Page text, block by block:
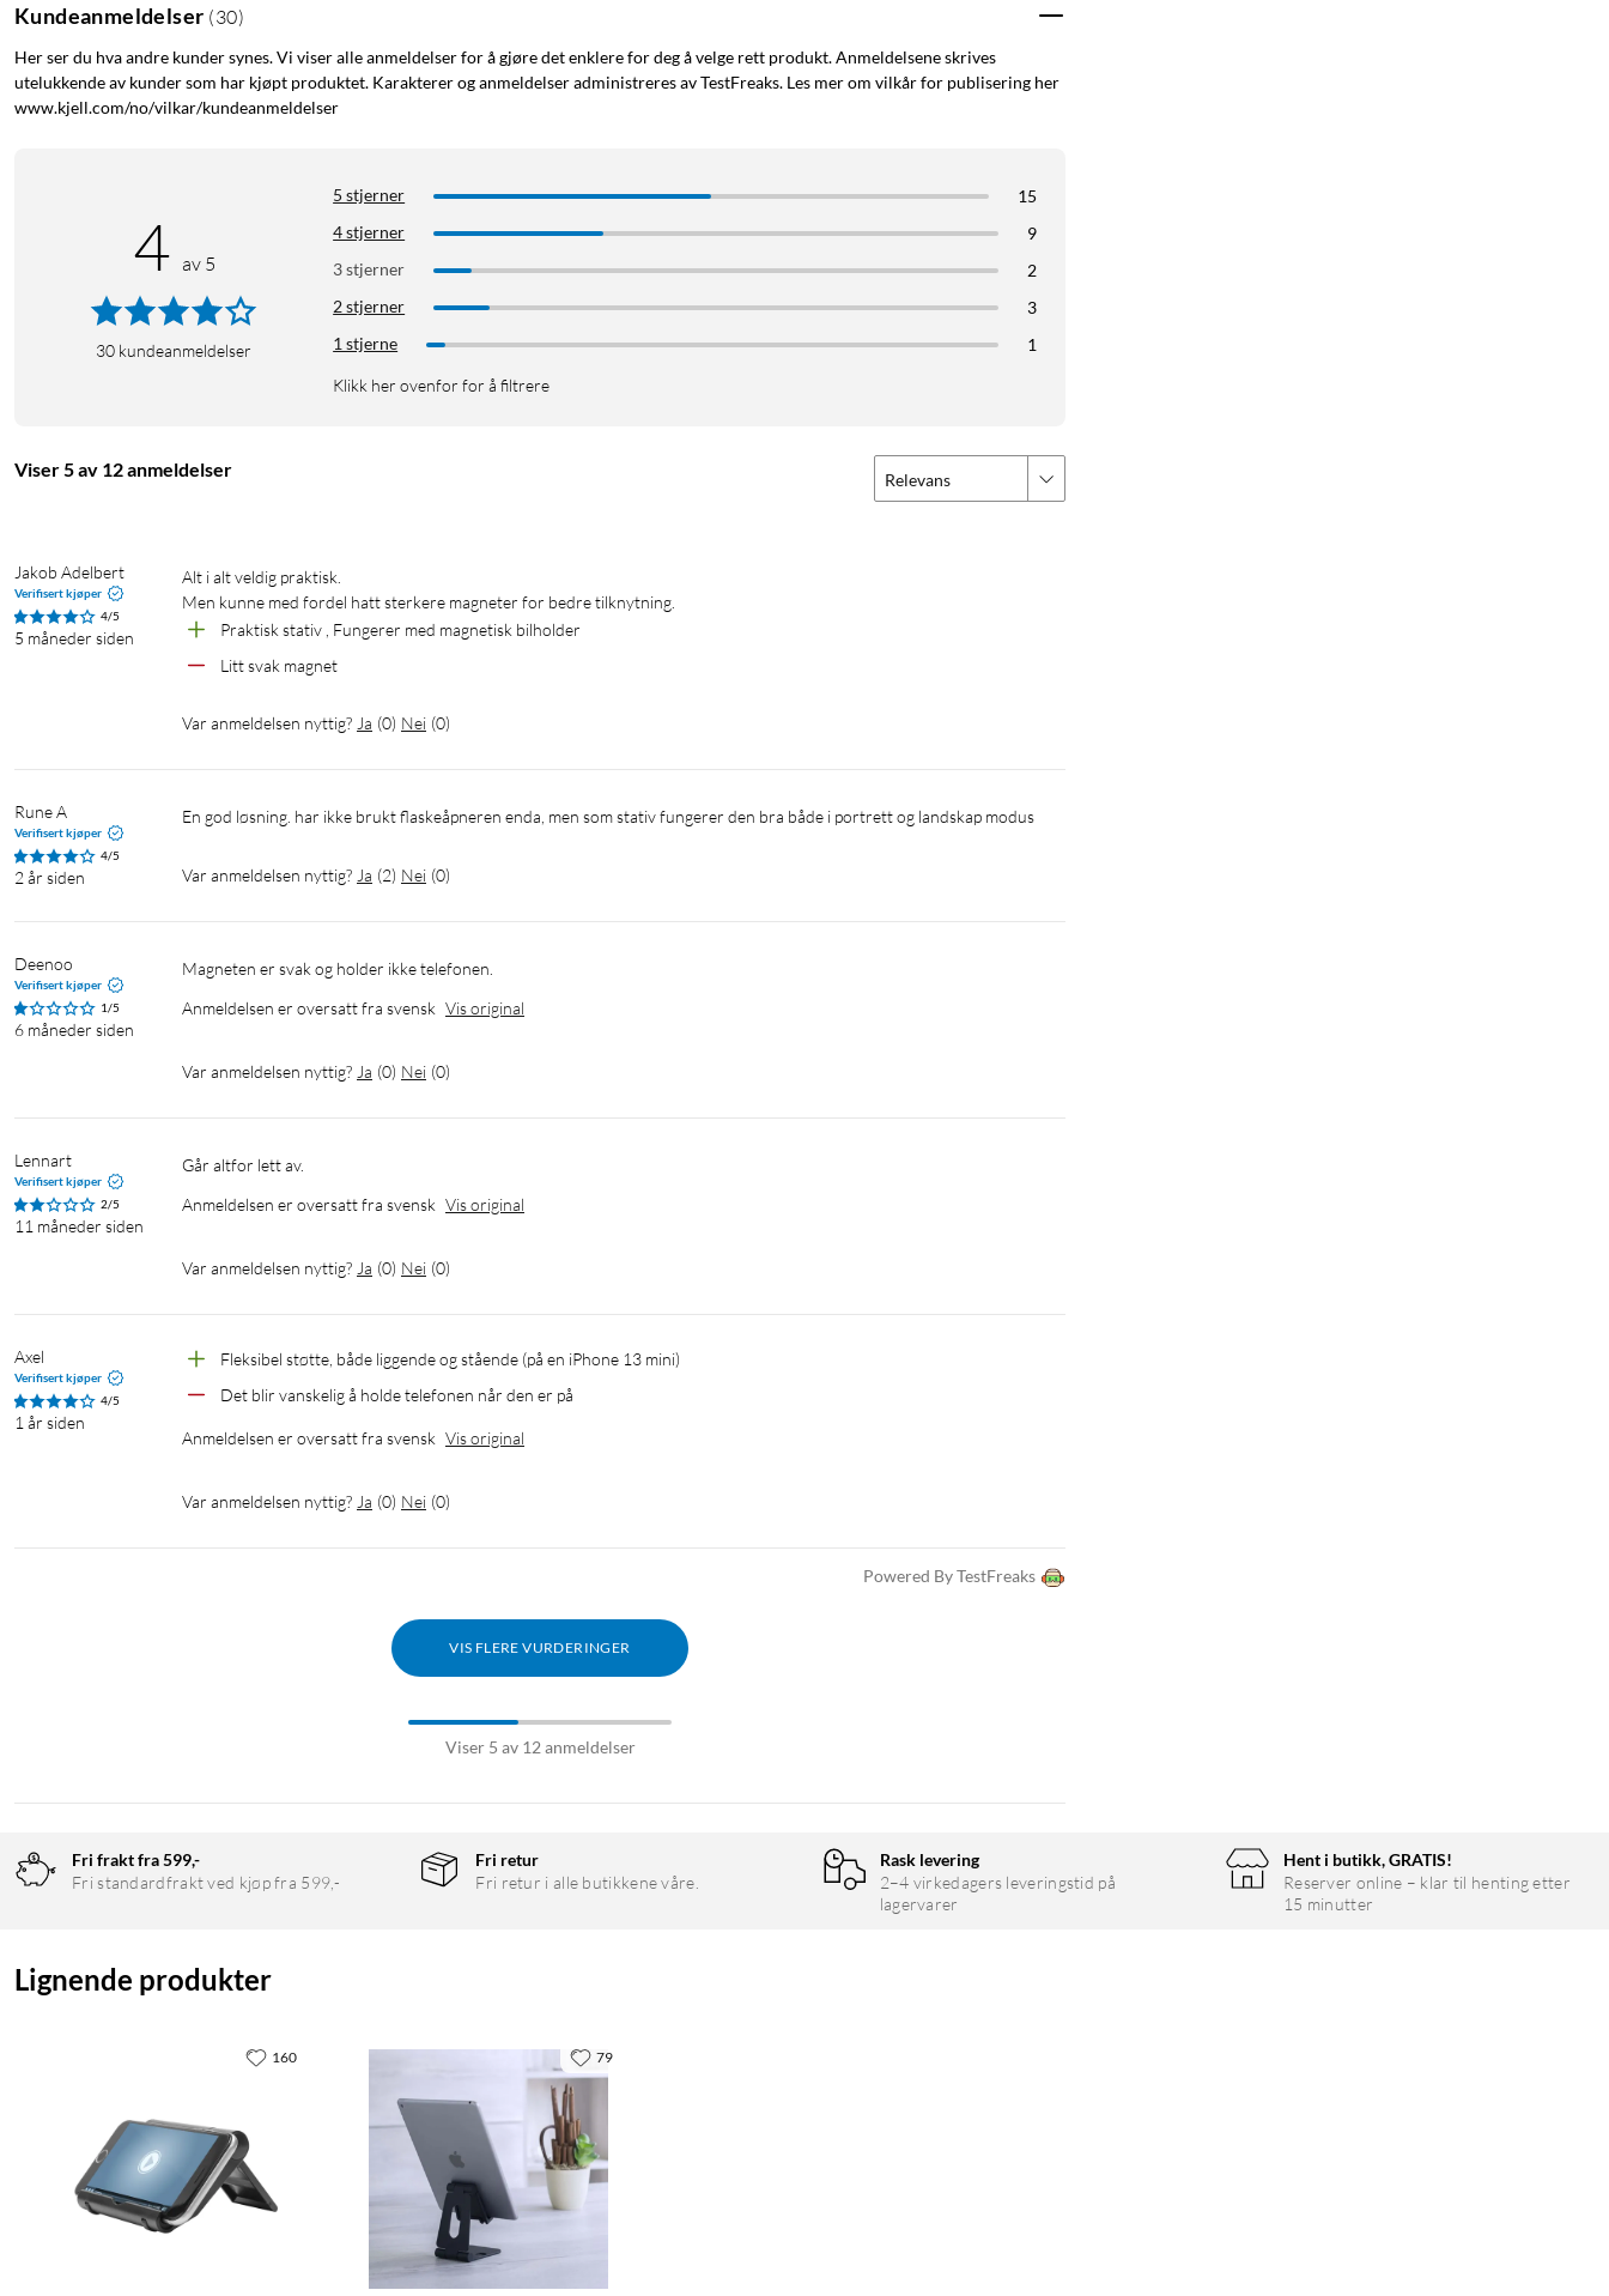
iPhone 13 Mini
iPhone 12 Pro Max iPhone 12 Mini
Kundeanmeldelser (30)
Her ser du hva andre kunder synes. Vi viser alle anmeldelser for å gjøre det enklere for deg å velge rett produkt. Anmeldelsene skrives
utelukkende av kunder som har kjøpt produktet. Karakterer og anmeldelser administreres av TestFreaks. Les mer om vilkår for publisering her
www.kjell.com/no/vilkar/kundeanmeldelser
4 av 5
30 kundeanmeldelser
5 stjerner
15
4 stjerner
9
3 stjerner
2
2 stjerner
3
1 stjerne
1
Klikk her ovenfor for å filtrere
Viser 5 av 12 anmeldelser Relevans
Jakob Adelbert
Verifisert kjøper
4/5
5 måneder siden
Alt i alt veldig praktisk.
Men kunne med fordel hatt sterkere magneter for bedre tilknytning.
Praktisk stativ , Fungerer med magnetisk bilholder
Litt svak magnet
Var anmeldelsen nyttig? Ja (0) Nei (0)
Rune A
Verifisert kjøper
4/5
2 år siden
En god løsning. har ikke brukt flaskeåpneren enda, men som stativ fungerer den bra både i portrett og landskap modus
Var anmeldelsen nyttig? Ja (2) Nei (0)
Deenoo
Verifisert kjøper
1/5
6 måneder siden
Magneten er svak og holder ikke telefonen.
Anmeldelsen er oversatt fra svensk Vis original
Var anmeldelsen nyttig? Ja (0) Nei (0)
Lennart
Verifisert kjøper
2/5
11 måneder siden
Går altfor lett av.
Anmeldelsen er oversatt fra svensk Vis original
Var anmeldelsen nyttig? Ja (0) Nei (0)
Axel
Verifisert kjøper
4/5
1 år siden
Fleksibel støtte, både liggende og stående (på en iPhone 13 mini)
Det blir vanskelig å holde telefonen når den er på
Anmeldelsen er oversatt fra svensk Vis original
Var anmeldelsen nyttig? Ja (0) Nei (0)
Powered By TestFreaks
VIS FLERE VURDERINGER
Viser 5 av 12 anmeldelser
Fri frakt fra 599,-
Fri standardfrakt ved kjøp fra 599,-
Fri retur
Fri retur i alle butikkene våre.
Rask levering
2–4 virkedagers leveringstid på
lagervarer
Hent i butikk, GRATIS!
Reserver online – klar til henting etter
15 minutter
Lignende produkter
160 79